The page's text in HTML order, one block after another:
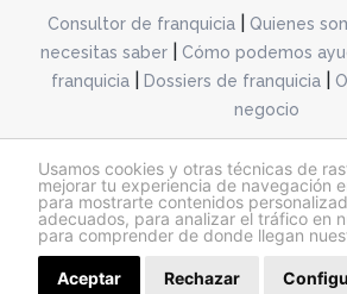
Usamos cookies y otras técnicas de
mejorar tu experiencia de navegación
para mostrarte contenidos
adecuados, para analizar el tráfico en
para comprender de donde llegan
Aceptar Rechazar
Consultor de franquicia Quienes
necesitas saber
Cómo podemos
franquicia| Dossiers de franquicia|
negocio
@franquiciashoy.es |Aviso legal| Política de cookies